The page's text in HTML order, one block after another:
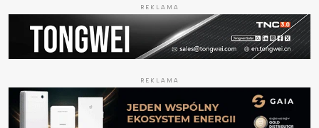
REKLAMA
REKLAMA